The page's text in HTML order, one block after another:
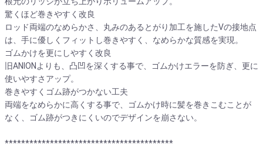
驚くほど巻きやすく改良
ロッド両端のなめらかさ、丸みのあるとがり加工を施したVの接地点
は、手に優しくフィットし巻きやすく、なめらかな質感を実現。
ゴムかけを更にしやすく改良
旧ANIONよりも、凸凹を深くする事で、ゴムかけエラーを防ぎ、更に
使いやすさアップ。
巻きやすくゴム跡がつかない工夫
両端をなめらかに高くする事で、ゴムかけ時に髪を巻きこむことが
なく、ゴム跡がつきにくいのでデザインを崩さない。
*****************************************